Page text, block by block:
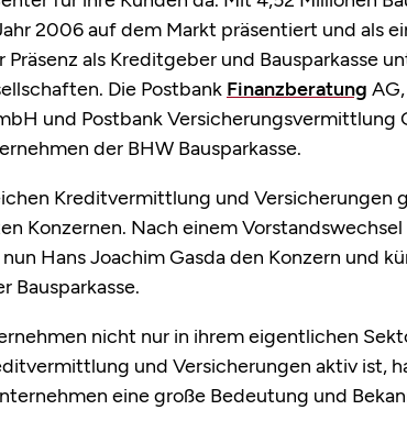
2006 auf dem Markt präsentiert und als
Präsenz als Kreditgeber und Bausparkasse
Die Postbank Finanzberatung
und Postbank Versicherungsvermittlung
der BHW Bausparkasse.
Kreditvermittlung und Versicherungen
Konzernen. Nach einem Vorstandswechsel
Hans Joachim Gasda den Konzern und
Bausparkasse.
nicht nur in ihrem eigentlichen
und Versicherungen aktiv ist,
eine große Bedeutung und